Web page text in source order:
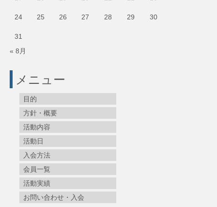
24 25 26 27 28 29 30
31
« 8月
メニュー
目的
方針・概要
活動内容
活動日
入会方法
会員一覧
活動実績
お問い合わせ・入会